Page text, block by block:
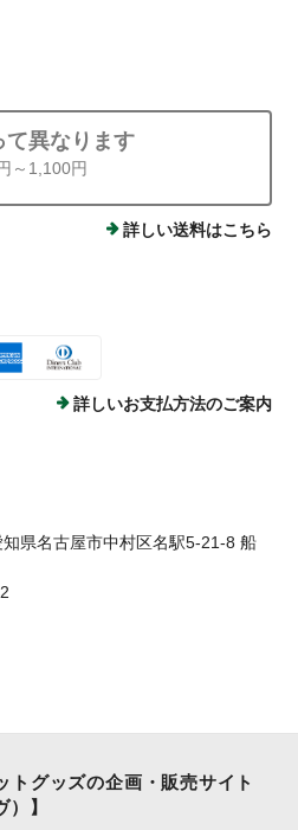
て異なります
～1,100円
詳しい送料はこちら
詳しいお支払方法のご案内
県名古屋市中村区名駅5-21-8 船
トグッズの企画・販売サイト
】